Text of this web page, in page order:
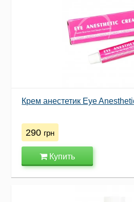
Крем анестетик Eye
290 грн
Купить